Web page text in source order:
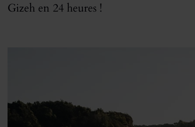
Gizeh en 24 heures !